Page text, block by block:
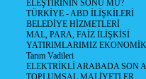
ELEŞTİRİNİN SONU MU?
TÜRKİYE - ABD İLİŞKİLERİ
BELEDİYE HİZMETLERİ
MAL, PARA, FAİZ İLİŞKİSİ
YATIRIMLARIMIZ
Tarım Vadileri
ELEKTRİKLİ ARABADA SON
TOPLUMSAL MALİYETLER